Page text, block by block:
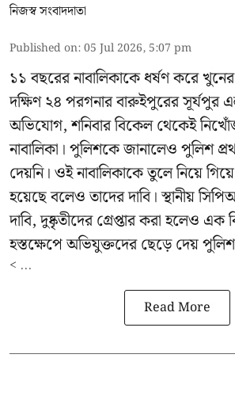
নিজস্ব সংবাদদাতা
Published on:05 Jul 2026, 5:07 pm
১১ বছরের নাবালিকাকে ধর্ষণ করে
দক্ষিণ ২৪ পরগনার বারুইপুরের সূর্যপুর
অভিযোগ, শনিবার বিকেল থেকেই
নাবালিকা। পুলিশকে জানালেও পুলিশ
দেয়নি। ওই নাবালিকাকে তুলে নিয়ে
হয়েছে বলেও তাদের দাবি। স্থানীয়
দাবি, দুষ্কৃতীদের গ্রেপ্তার করা হলেও এক
হস্তক্ষেপে অভিযুক্তদের ছেড়ে দেয়
< ...
Read More